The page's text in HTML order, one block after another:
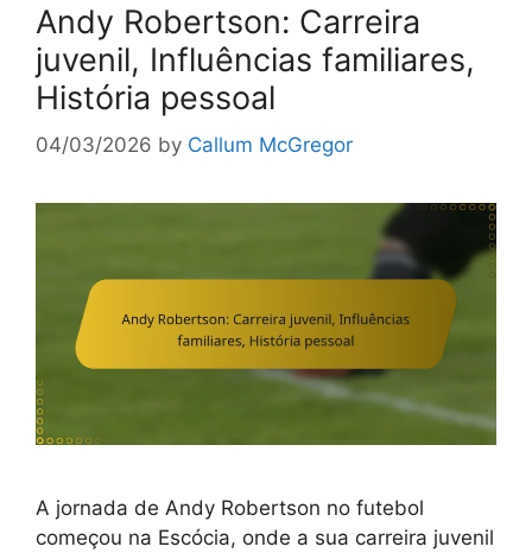
Andy Robertson: Carreira
juvenil, Influências familiares,
História pessoal
04/03/2026 by Callum McGregor
A jornada de Andy Robertson no futebol
começou na Escócia, onde a sua carreira juvenil